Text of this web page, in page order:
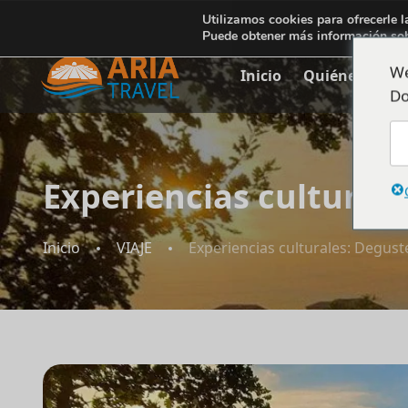
info@ariatravelalbania.com
Inicio Quiénes
Experiencias
Inicio VIAJE Experiencias culturales:
Utilizamos cookies para ofrecerle
Puede obtener más información